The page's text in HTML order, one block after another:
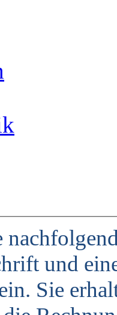
und
Sie